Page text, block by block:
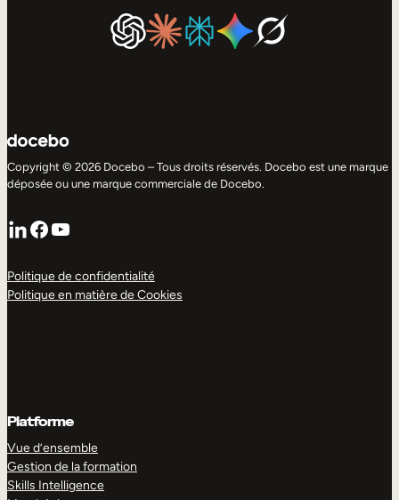
Copyright © 2026 Docebo – Tous droits réservés. Docebo est une marque
déposée ou une marque commerciale de Docebo.
LinkedIn
Facebook
YouTube
Politique de confidentialité
Politique en matière de Cookies
Platforme
Vue d’ensemble
Gestion de la formation
Skills Intelligence